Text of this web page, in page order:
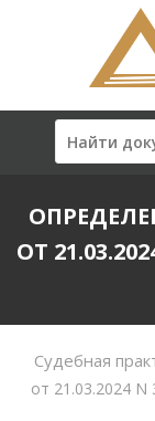
ОТ
Судебная
от 21.03.2024